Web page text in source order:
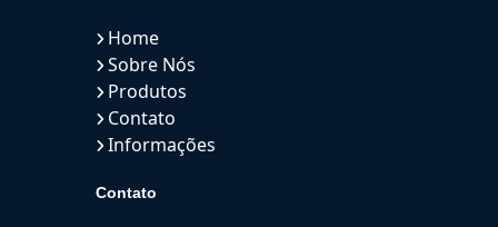
Home
Sobre Nós
Produtos
Contato
Informações
Contato